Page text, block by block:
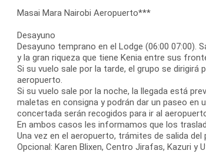
Masai Mara Nairobi Aeropuerto***
Desayuno
Desayuno temprano en el Lodge (06:00 07:00).
y la gran riqueza que tiene Kenia entre sus
Si su vuelo sale por la tarde, el grupo se dirigirá
aeropuerto.
Si su vuelo sale por la noche, la llegada está
maletas en consigna y podrán dar un paseo en
concertada serán recogidos para ir al
En ambos casos les informamos que los
Una vez en el aeropuerto, trámites de salida
Opcional: Karen Blixen, Centro Jirafas, Kazuri y